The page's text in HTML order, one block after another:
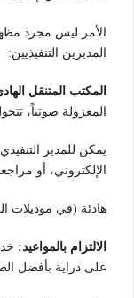
الأمر ليس مجرد
المديرين التنفيذيين:
المكتب المتنقل
المعزولة صوتياً،
يمكن للمدير
الإلكتروني، أو
هادئة (في موديلات
الالتزام بالمواعيد:
على دراية بأفضل